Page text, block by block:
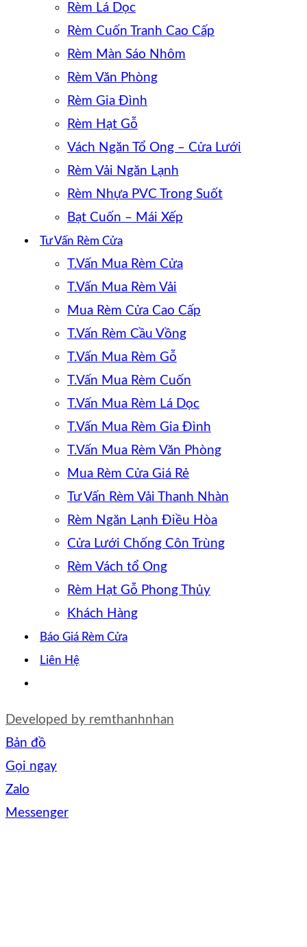
Rèm Lá Dọc
Rèm Cuốn Tranh Cao Cấp
Rèm Màn Sáo Nhôm
Rèm Văn Phòng
Rèm Gia Đình
Rèm Hạt Gỗ
Vách Ngăn Tổ Ong – Cửa Lưới
Rèm Vải Ngăn Lạnh
Rèm Nhựa PVC Trong Suốt
Bạt Cuốn – Mái Xếp
Tư Vấn Rèm Cửa
T.Vấn Mua Rèm Cửa
T.Vấn Mua Rèm Vải
Mua Rèm Cửa Cao Cấp
T.Vấn Rèm Cầu Vồng
T.Vấn Mua Rèm Gỗ
T.Vấn Mua Rèm Cuốn
T.Vấn Mua Rèm Lá Dọc
T.Vấn Mua Rèm Gia Đình
T.Vấn Mua Rèm Văn Phòng
Mua Rèm Cửa Giá Rẻ
Tư Vấn Rèm Vải Thanh Nhàn
Rèm Ngăn Lạnh Điều Hòa
Cửa Lưới Chống Côn Trùng
Rèm Vách tổ Ong
Rèm Hạt Gỗ Phong Thủy
Khách Hàng
Báo Giá Rèm Cửa
Liên Hệ
Developed by remthanhnhan
Bản đồ
Gọi ngay
Zalo
Messenger